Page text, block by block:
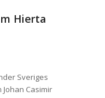
Hierta
Sveriges
Casimir